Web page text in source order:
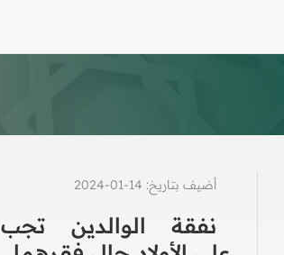
أضيف بتاريخ: 14-01-2024
نفقة الوالدين تجب